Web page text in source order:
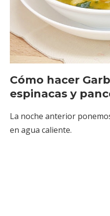
Cómo hacer
espinacas y
La noche anterior
en agua caliente.